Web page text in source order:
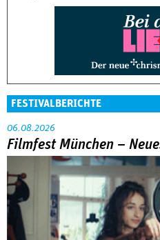
FESTIVALBERICHTE
06.08.2026
Filmfest München –